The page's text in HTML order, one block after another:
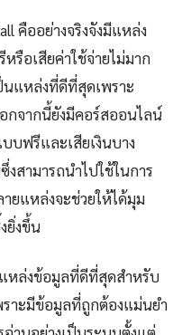
คืออย่างจริงจังมีแหล่ง
รือเสียค่าใช้จ่ายไม่มาก
นแหล่งที่ดีที่สุดเพราะ
กจากนี้ยังมีคอร์สออนไลน์
บฟรีและเสียเงินบาง
สามารถนำไปใช้ในการ
ยแหล่งจะช่วยให้ได้มุม
ยิ่งขึ้น
แหล่งข้อมูลที่ดีที่สุดสำหรับ
ราะมีข้อมูลที่ถูกต้องแม่นยำ